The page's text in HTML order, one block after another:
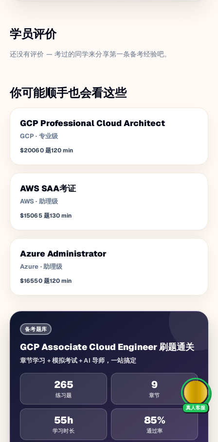
学员评价
还没有评价 — 考过的同学来分享第一条备考经验吧。
你可能顺手也会看这些
GCP Professional Cloud Architect
GCP · 专业级
$20060 题120min
AWS SAA考证
AWS· 助理级
$15065 题130min
Azure Administrator
Azure ·助理级
$16550 题120min
备考题库
GCP Associate Cloud Engineer 刷题通关
章节学习 + 模拟考试 + AI 导师，一站搞定
265
练习题
9
章节
55h
学习时长
85%
通过率
真人客服